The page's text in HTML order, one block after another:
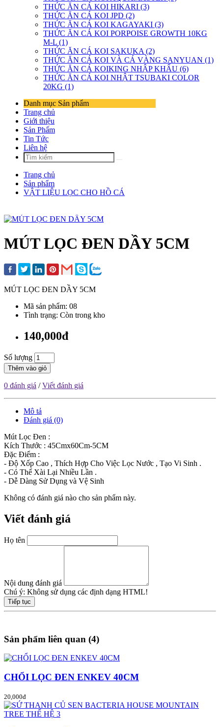
THỨC ĂN CÁ KOI HIKARI (3)
THỨC ĂN CÁ KOI JPD (2)
THỨC ĂN CÁ KOI KAGAYAKI (3)
THỨC ĂN CÁ KOI PORPOISE GROWTH 10KG
M-L (1)
THỨC ĂN CÁ KOI SAKUKA (2)
THỨC ĂN CÁ KOI VÀ CÁ VÀNG SANYUAN (1)
THỨC ĂN CÁ KOIKING NHẬP KHẨU (6)
THỨC ĂN CÁ KOI NHẬT TSUBAKI COLOR
20KG (1)
Danh mục Sản phẩm
Trang chủ
Giới thiệu
Sản Phẩm
Tin Tức
Liên hệ
Trang chủ
Sản phẩm
VẬT LIỆU LỌC CHO HỒ CÁ
MÚT LỌC ĐEN DẦY 5CM
MÚT LỌC ĐEN DẦY 5CM
Mã sản phẩm: 08
Tình trạng: Còn trong kho
140,000đ
Số lượng
Thêm vào giỏ
0 đánh giá /Viết đánh giá
Mô tả
Đánh giá (0)
Mút Lọc Đen :
Kích Thước : 45Cmx60Cm-5CM
Đặc Điểm :
- Độ Xốp Cao , Thích Hợp Cho Việc Lọc Nước , Tạo Vi Sinh .
- Có Thể Xài Lại Nhiều Lần .
- Dễ Dàng Sử Dụng và Vệ Sinh
Không có đánh giá nào cho sản phẩm này.
Viết đánh giá
Họ tên
Nội dung đánh giá
Chú ý: Không sử dụng các định dạng HTML!
Tiếp tục
Sản phẩm liên quan (4)
CHỔI LỌC ĐEN ENKEV 40CM
20,000đ